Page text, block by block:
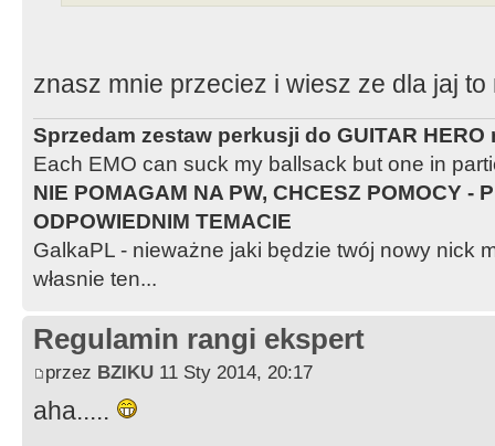
znasz mnie przeciez i wiesz ze dla jaj
Sprzedam zestaw perkusji do GUITAR
Each EMO can suck my ballsack but one in
NIE POMAGAM NA PW, CHCESZ POMOCY -
ODPOWIEDNIM TEMACIE
GalkaPL - nieważne jaki będzie twój nowy nick
własnie ten...
Regulamin rangi ekspert
przez BZIKU 11 Sty 2014, 20:17
aha.....